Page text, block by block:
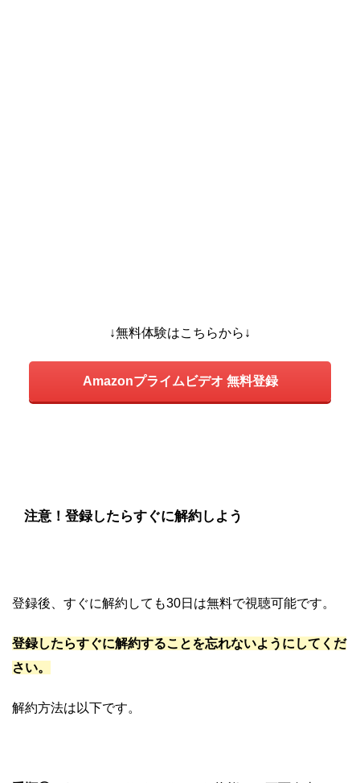
↓無料体験はこちらから↓
Amazonプライムビデオ 無料登録
注意！登録したらすぐに解約しよう
登録後、すぐに解約しても30日は無料で視聴可能です。
登録したらすぐに解約することを忘れないようにしてくだ
さい。
解約方法は以下です。